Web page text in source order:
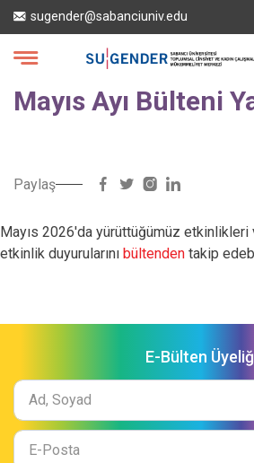
Ana
içeriğe
atla
sugender@sabanciuniv.edu
Mayıs Ayı Bülteni
Paylaş
Mayıs 2026'da yürüttüğümüz etkinlikleri
etkinlik duyurularını bültenden takip
E-Bülten
Ad
Soyad
E-
Mail